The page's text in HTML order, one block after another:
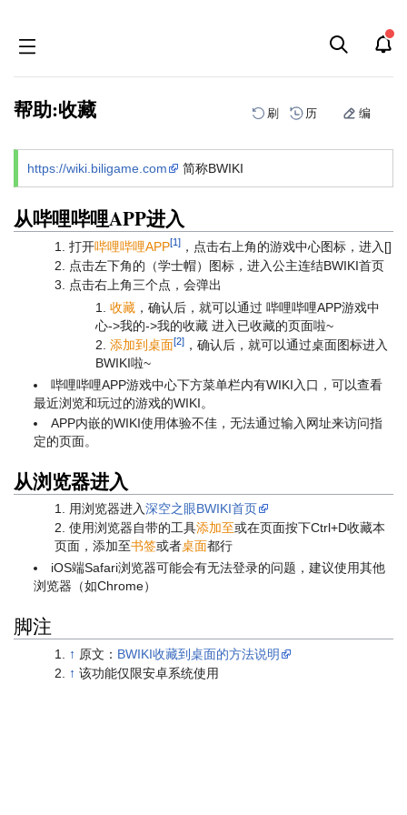
帮助:收藏 刷 历 编
航
索
https://wiki.biligame.com 简称BWIKI
从哔哩哔哩APP进入
打开哔哩哔哩APP[1]，点击右上角的游戏中心图标，进入[]
点击左下角的（学士帽）图标，进入公主连结BWIKI首页
点击右上角三个点，会弹出
收藏，确认后，就可以通过 哔哩哔哩APP游戏中
心->我的->我的收藏 进入已收藏的页面啦~
添加到桌面[2]，确认后，就可以通过桌面图标进入
BWIKI啦~
哔哩哔哩APP游戏中心下方菜单栏内有WIKI入口，可以查看
最近浏览和玩过的游戏的WIKI。
APP内嵌的WIKI使用体验不佳，无法通过输入网址来访问指
定的页面。
从浏览器进入
用浏览器进入深空之眼BWIKI首页
使用浏览器自带的工具添加至或在页面按下Ctrl+D收藏本
页面，添加至书签或者桌面都行
iOS端Safari浏览器可能会有无法登录的问题，建议使用其他
浏览器（如Chrome）
脚注
↑ 原文： BWIKI收藏到桌面的方法说明
↑ 该功能仅限安卓系统使用